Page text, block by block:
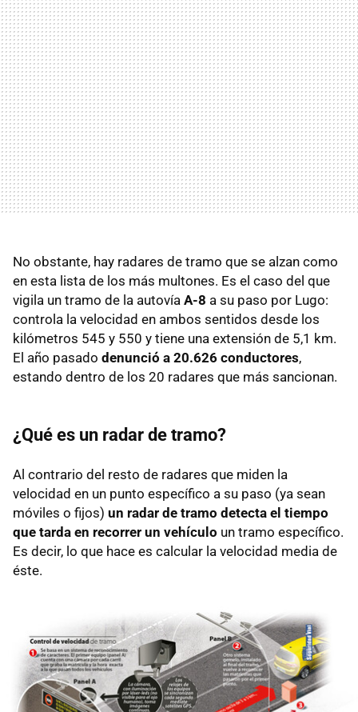
No obstante, hay radares de tramo que se alzan como
en esta lista de los más multones. Es el caso del que
vigila un tramo de la autovía A-8 a su paso por Lugo:
controla la velocidad en ambos sentidos desde los
kilómetros 545 y 550 y tiene una extensión de 5,1 km.
El año pasado denunció a 20.626 conductores,
estando dentro de los 20 radares que más sancionan.
¿Qué es un radar de tramo?
Al contrario del resto de radares que miden la
velocidad en un punto específico a su paso (ya sean
móviles o fijos) un radar de tramo detecta el tiempo
que tarda en recorrer un vehículo un tramo específico.
Es decir, lo que hace es calcular la velocidad media de
éste.